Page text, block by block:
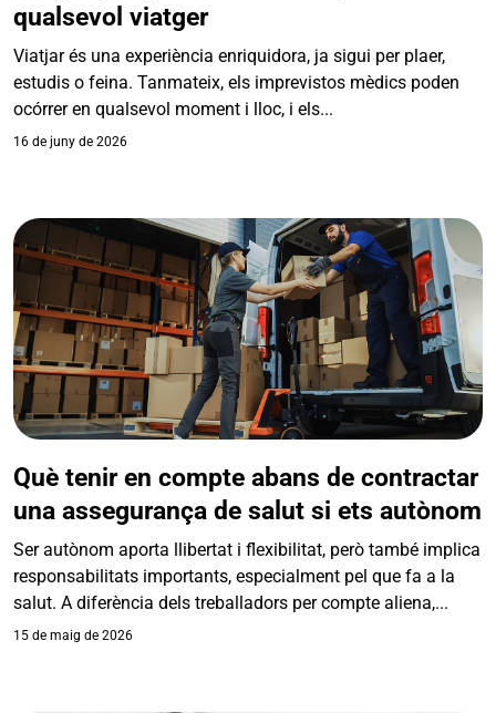
qualsevol viatger
Viatjar és una experiència enriquidora, ja sigui per plaer,
estudis o feina. Tanmateix, els imprevistos mèdics poden
ocórrer en qualsevol moment i lloc, i els...
16 de juny de 2026
Què tenir en compte abans de contractar
una assegurança de salut si ets autònom
Ser autònom aporta llibertat i flexibilitat, però també implica
responsabilitats importants, especialment pel que fa a la
salut. A diferència dels treballadors per compte aliena,...
15 de maig de 2026